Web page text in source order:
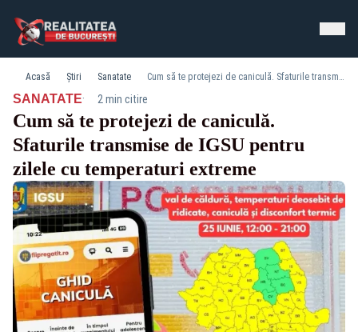
Acasă Știri Sanatate Cum să te protejezi de caniculă. Sfaturile transmise de IGSU pentru zilele cu temperaturi extreme
SANATATE· 2 min citire
Cum să te protejezi de caniculă.
Sfaturile transmise de IGSU pentru
zilele cu temperaturi extreme